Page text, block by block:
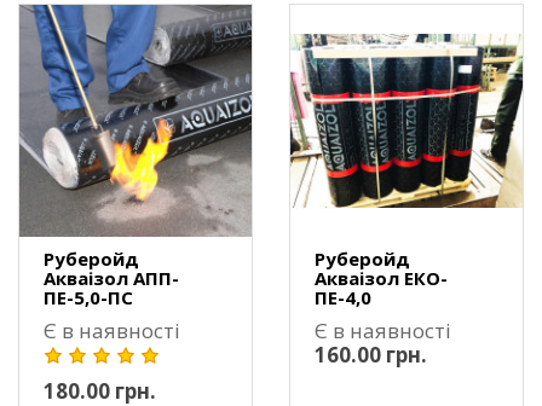
Руберойд
Акваізол АПП-
ПЕ-5,0-ПС
Є в наявності
180.00 грн.
Руберойд
Акваізол ЕКО-
ПЕ-4,0
Є в наявності
160.00 грн.